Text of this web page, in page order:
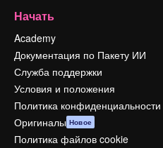
Начать
Academy
Документация по Пакету ИИ
Служба поддержки
Условия и положения
Политика конфиденциальности
Оригиналы Новое
Политика файлов cookie